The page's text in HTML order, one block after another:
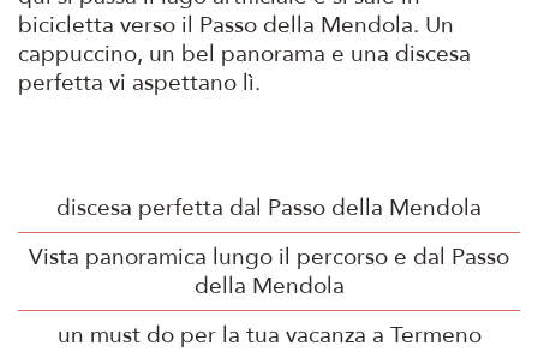
bicicletta verso il Passo della Mendola. Un
cappuccino, un bel panorama e una discesa
perfetta vi aspettano lì.
discesa perfetta dal Passo della Mendola
Vista panoramica lungo il percorso e dal Passo
della Mendola
un must do per la tua vacanza a Termeno